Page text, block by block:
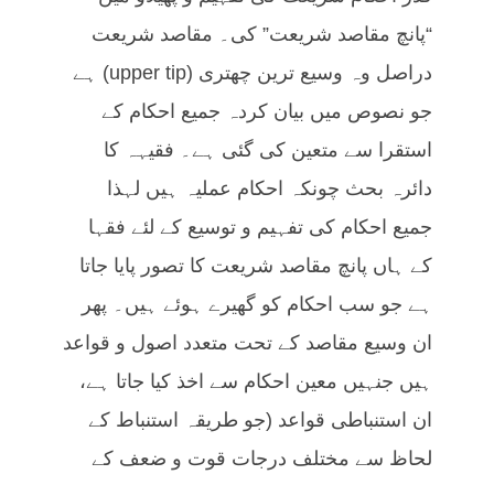
“پانچ مقاصد شریعت” کی۔ مقاصد شریعت
دراصل وہ وسیع ترین چھتری (upper tip) ہے
جو نصوص میں بیان کردہ جمیع احکام کے
استقرا سے متعین کی گئی ہے۔ فقیہہ کا
دائرہ بحث چونکہ احکام عملیہ ہیں لہذا
جمیع احکام کی تفہیم و توسیع کے لئے فقہا
کے ہاں پانچ مقاصد شریعت کا تصور پایا جاتا
ہے جو سب احکام کو گھیرے ہوئے ہیں۔ پھر
ان وسیع مقاصد کے تحت متعدد اصول و قواعد
ہیں جنہیں معین احکام سے اخذ کیا جاتا ہے،
ان استنباطی قواعد (جو طریقہ استنباط کے
لحاظ سے مختلف درجات قوت و ضعف کے